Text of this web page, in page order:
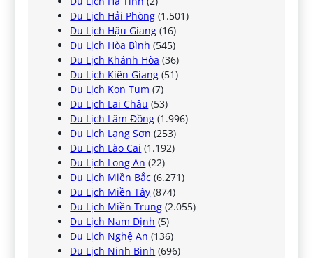
Du Lịch Hải Phòng (1.501)
Du Lịch Hậu Giang (16)
Du Lịch Hòa Bình (545)
Du Lịch Khánh Hòa (36)
Du Lịch Kiên Giang (51)
Du Lịch Kon Tum (7)
Du Lịch Lai Châu (53)
Du Lịch Lâm Đồng (1.996)
Du Lịch Lạng Sơn (253)
Du Lịch Lào Cai (1.192)
Du Lịch Long An (22)
Du Lịch Miền Bắc (6.271)
Du Lịch Miền Tây (874)
Du Lịch Miền Trung (2.055)
Du Lịch Nam Định (5)
Du Lịch Nghệ An (136)
Du Lịch Ninh Bình (696)